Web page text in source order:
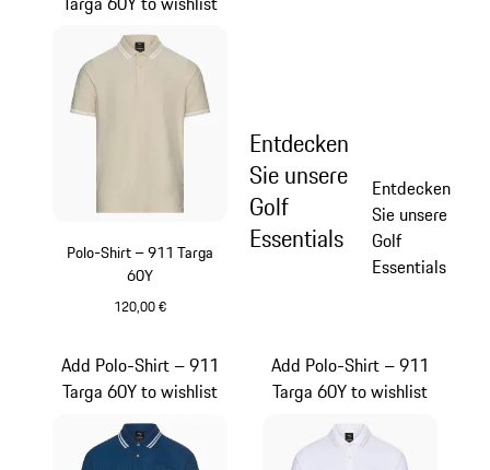
Polo-Shirt – 911 Targa
60Y
120,00 €
Entdecken
Sie unsere
Golf
Essentials
Entdecken
Sie unsere
Golf
Essentials
Add Polo-Shirt – 911
Targa 60Y to wishlist
Add Polo-Shirt – 911
Targa 60Y to wishlist